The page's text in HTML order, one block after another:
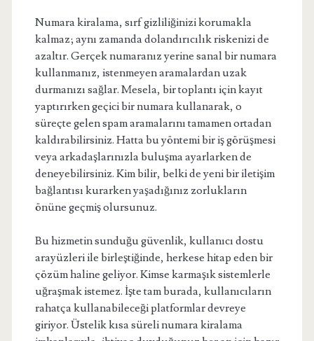
Numara kiralama, sırf gizliliğinizi korumakla
kalmaz; aynı zamanda dolandırıcılık riskenizi de
azaltır. Gerçek numaranız yerine sanal bir numara
kullanmanız, istenmeyen aramalardan uzak
durmanızı sağlar. Mesela, bir toplantı için kayıt
yaptırırken geçici bir numara kullanarak, o
süreçte gelen spam aramalarını tamamen ortadan
kaldırabilirsiniz. Hatta bu yöntemi bir iş görüşmesi
veya arkadaşlarınızla buluşma ayarlarken de
deneyebilirsiniz. Kim bilir, belki de yeni bir iletişim
bağlantısı kurarken yaşadığınız zorlukların
önüne geçmiş olursunuz.
Bu hizmetin sunduğu güvenlik, kullanıcı dostu
arayüzleri ile birleştiğinde, herkese hitap eden bir
çözüm haline geliyor. Kimse karmaşık sistemlerle
uğraşmak istemez. İşte tam burada, kullanıcıların
rahatça kullanabileceği platformlar devreye
giriyor. Üstelik kısa süreli numara kiralama